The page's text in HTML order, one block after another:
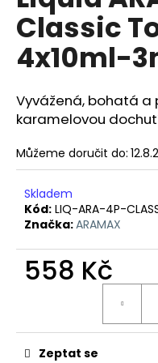
0,0
z
hvězdiček.
Classic
4x10ml-
Vyvážená, bohatá
karamelovou
Můžeme doručit do:
Skladem
Kód: LIQ-ARA-4P-
Značka:ARAMAX
558 Kč
Zeptat se
a
j
í
?
D
o
r
u